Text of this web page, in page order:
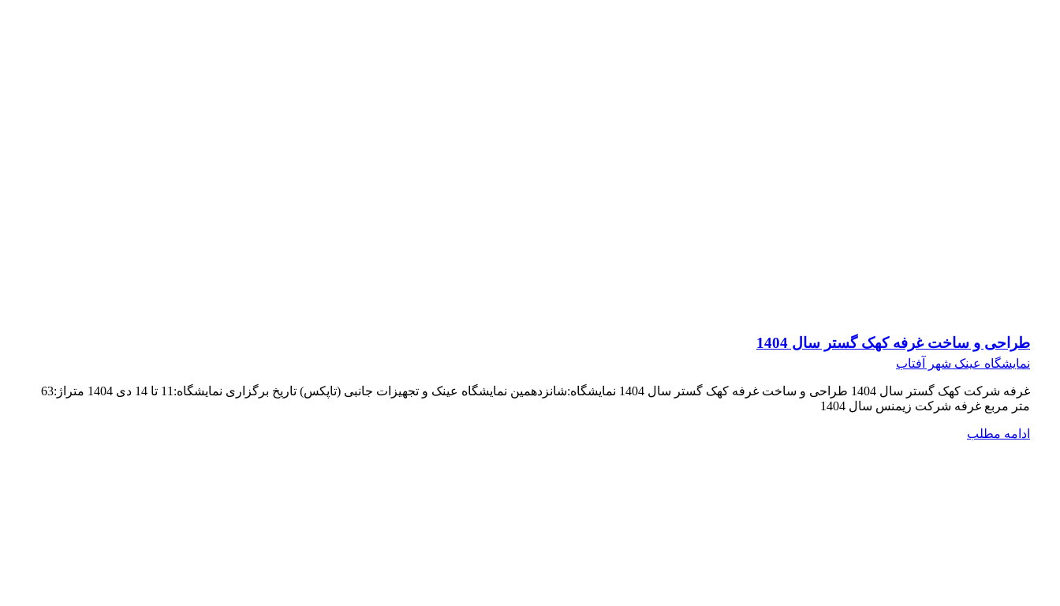
طراحی و ساخت غرفه کهک گستر سال 1404
نمایشگاه عینک شهر آفتاب
غرفه شرکت کهک گستر سال 1404 طراحی و ساخت غرفه کهک گستر سال 1404 نمایشگاه:شانزدهمین نمایشگاه عینک و تجهیزات جانبی (تاپکس) تاریخ برگزاری نمایشگاه:11 تا 14 دی 1404 متراژ:63
متر مربع غرفه شرکت زیمنس سال 1404
ادامه مطلب